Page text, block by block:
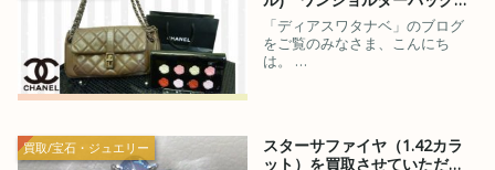
「ディアスワタナベ」のブログ
をご覧のみなさま、こんにち
は。 …
買取/宝石・ジュエリー
スターサファイヤ（1.42カラ
ット）を買取させていただ…